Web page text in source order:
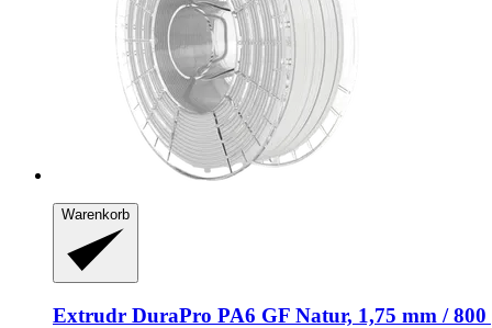
Warenkorb
Extrudr DuraPro PA6 GF Natur, 1,75 mm / 800